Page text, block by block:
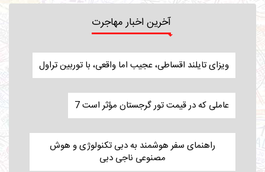
آخرین اخبار مهاجرت
ویزای تایلند اقساطی، عجیب اما واقعی، با توربین تراول
7 عاملی که در قیمت تور گرجستان مؤثر است
راهنمای سفر هوشمند به دبی تکنولوژی و هوش
مصنوعی ناجی دبی